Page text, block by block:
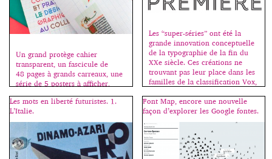
Un grand protège cahier
transparent, un fascicule de
48 pages à grands carreaux, une
série de 5 posters à afficher,
collège ! Fanette Mellier invente
la madeleine qui nous renvoie à
nos premières émotions
graphiques, souvent liées à
l’école. Cahiers, stylos, livres,
tous les jeunes des pays riches
Les “super-séries” ont été la
grande innovation conceptuelle
de la typographie de la fin du
XXe siècle. Ces créations ne
trouvant pas leur place dans les
familles de la classification Vox,
nouvelle, la famille des
“sériales”. Les premières sériales
sont des caractères à variantes, –
le plus souvent […]
Les mots en liberté futuristes. 1.
L’Italie.
Font Map, encore une nouvelle
façon d’explorer les Google fontes.